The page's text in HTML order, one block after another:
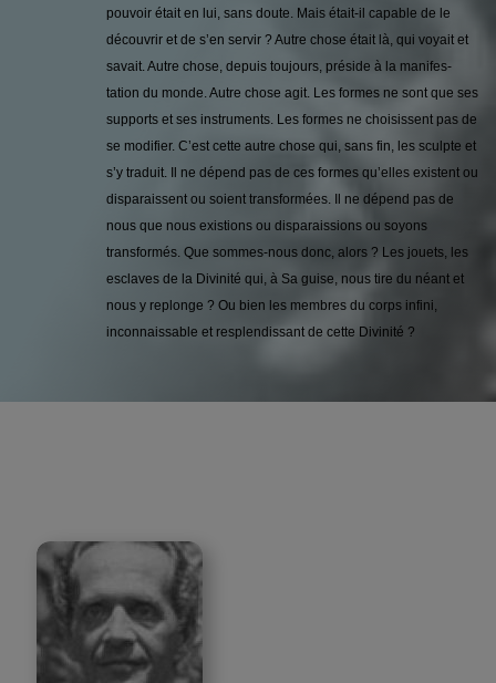
pouvoir était en lui, sans doute. Mais était-il capable de le
découvrir et de s’en servir ? Autre chose était là, qui voyait et
savait. Autre chose, depuis toujours, préside à la manifes­
tation du monde. Autre chose agit. Les formes ne sont que ses
supports et ses instruments. Les formes ne choisissent pas de
se modifier. C’est cette autre chose qui, sans fin, les sculpte et
s’y traduit. Il ne dépend pas de ces formes qu’elles existent ou
dis­paraissent ou soient transformées. Il ne dépend pas de
nous que nous existions ou disparaissions ou soyons
transformés. Que sommes-nous donc, alors ? Les jouets, les
esclaves de la Divinité qui, à Sa guise, nous tire du néant et
nous y replonge ? Ou bien les membres du corps infini,
inconnaissable et resplendissant de cette Divinité ?